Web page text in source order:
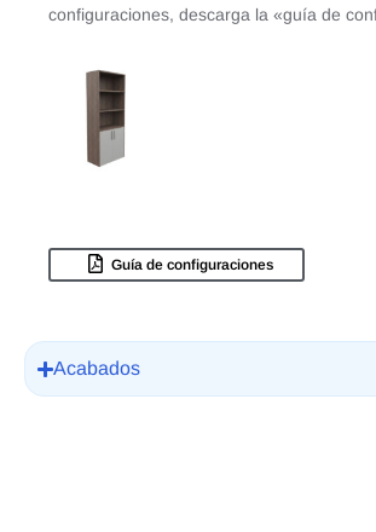
configuraciones, descarga la «guía de
Guía de configuraciones
Acabados